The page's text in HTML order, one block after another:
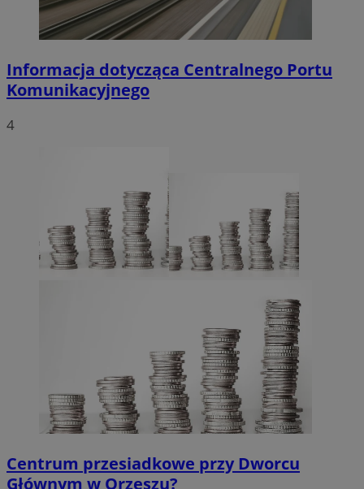
Informacja dotycząca Centralnego Portu
Komunikacyjnego
4
Centrum przesiadkowe przy Dworcu
Głównym w Orzeszu?